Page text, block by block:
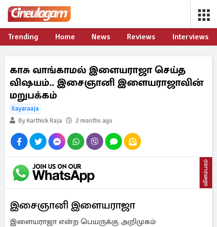
Trending Home News Reviews Interviews
காசு வாங்காமல் இளையராஜா செய்த
விஷயம்.. இசைஞானி இளையராஜாவின்
மறுபக்கம்
Ilayaraaja
By Karthick Raja
2 months ago
விளம்பரம்
இசைஞானி இளையராஜா
இளையராஜா என்ற பெயருக்கு அறிமுகம்